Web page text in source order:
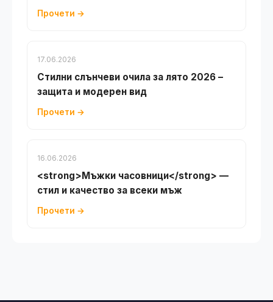
Прочети →
17.06.2026
Стилни слънчеви очила за лято 2026 –
защита и модерен вид
Прочети →
16.06.2026
<strong>Мъжки часовници</strong> —
стил и качество за всеки мъж
Прочети →